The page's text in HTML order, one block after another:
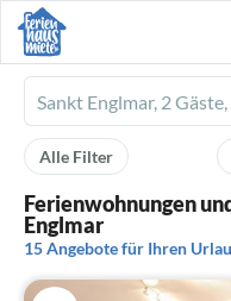
Ferienhausmiete
logo
Alle Filter
Ferienwohnungen
Englmar
15 Angebote für Ihren